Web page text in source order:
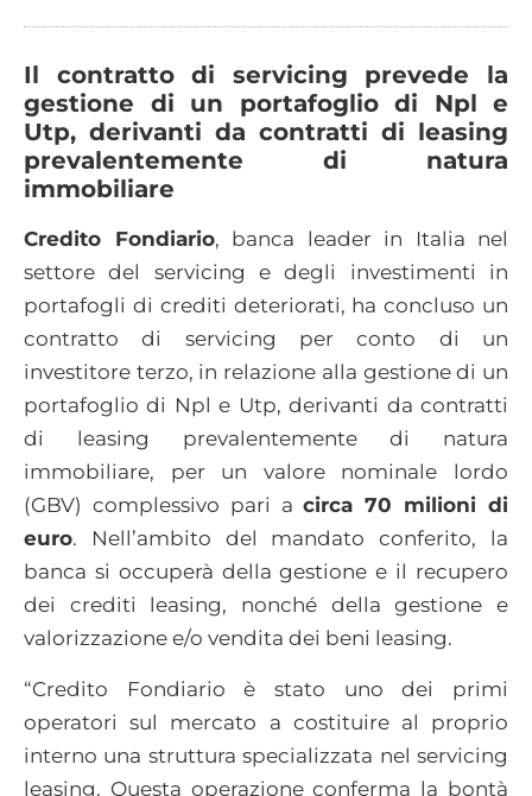
Il contratto di servicing prevede la
gestione di un portafoglio di Npl e
Utp, derivanti da contratti di leasing
prevalentemente di natura
immobiliare
Credito Fondiario, banca leader in Italia nel
settore del servicing e degli investimenti in
portafogli di crediti deteriorati, ha concluso un
contratto di servicing per conto di un
investitore terzo, in relazione alla gestione di un
portafoglio di Npl e Utp, derivanti da contratti
di leasing prevalentemente di natura
immobiliare, per un valore nominale lordo
(GBV) complessivo pari acirca 70 milioni di
euro. Nell’ambito del mandato conferito, la
banca si occuperà della gestione e il recupero
dei crediti leasing, nonché della gestione e
valorizzazione e/o vendita dei beni leasing.
“Credito Fondiario è stato uno dei primi
operatori sul mercato a costituire al proprio
interno una struttura specializzata nel servicing
leasing. Questa operazione conferma la bontà